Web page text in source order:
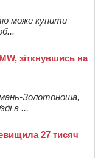
може купити
зіткнувшись на
Золотоноша,
в ...
27 тисяч